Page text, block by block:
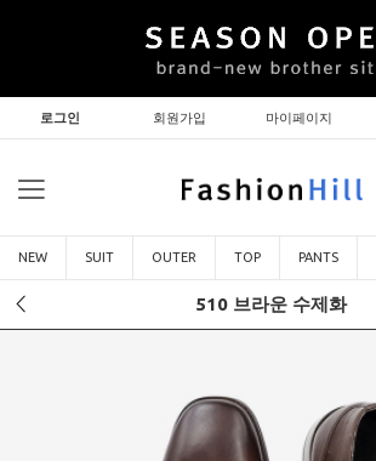
로그인 회원가입 마이페이지
NEW SUIT OUTER TOP PANTS
510 브라운 수제화